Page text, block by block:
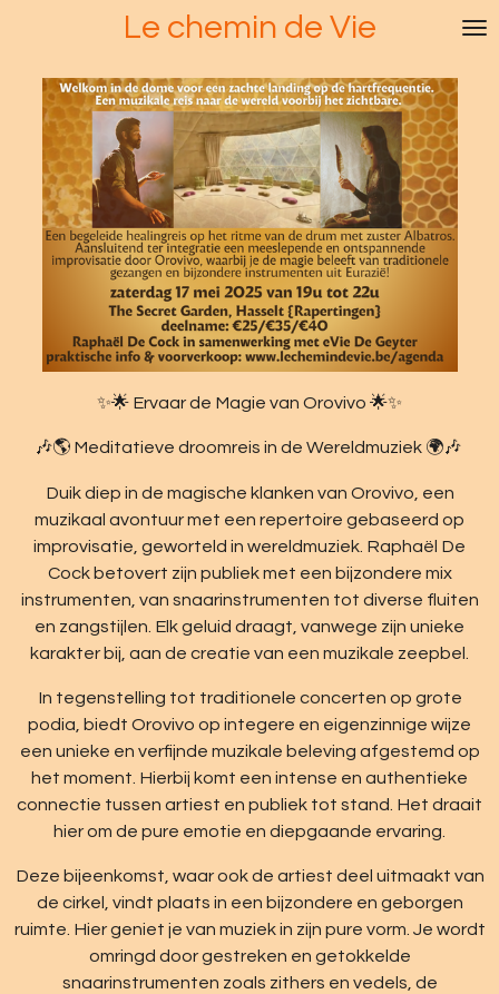
naar
hoofdinhoud
Le chemin de Vie
✨🌟 Ervaar de Magie van Orovivo 🌟✨
🎶🌎 Meditatieve droomreis in de Wereldmuziek 🌍🎶
Duik diep in de magische klanken van Orovivo, een
muzikaal avontuur met een repertoire gebaseerd op
improvisatie, geworteld in wereldmuziek. Raphaël De
Cock betovert zijn publiek met een bijzondere mix
instrumenten, van snaarinstrumenten tot diverse fluiten
en zangstijlen. Elk geluid draagt, vanwege zijn unieke
karakter bij, aan de creatie van een muzikale zeepbel.
In tegenstelling tot traditionele concerten op grote
podia, biedt Orovivo op integere en eigenzinnige wijze
een unieke en verfijnde muzikale beleving afgestemd op
het moment. Hierbij komt een intense en authentieke
connectie tussen artiest en publiek tot stand. Het draait
hier om de pure emotie en diepgaande ervaring.
Deze bijeenkomst, waar ook de artiest deel uitmaakt van
de cirkel, vindt plaats in een bijzondere en geborgen
ruimte. Hier geniet je van muziek in zijn pure vorm. Je wordt
omringd door gestreken en getokkelde
snaarinstrumenten zoals zithers en vedels, de